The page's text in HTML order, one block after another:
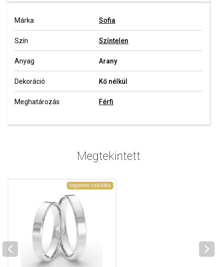
Márka Sofia
Szín Színtelen
Anyag Arany
Dekoráció Kő nélkül
Meghatározás Férfi
Megtekintett
Ingyenes szállítás